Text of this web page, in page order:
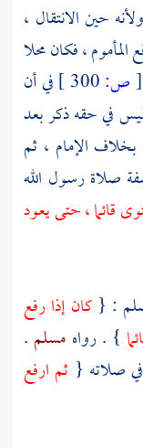
حين الانتقال ،
، فكان محلا
[ص:
في أن
في حقه ذكر بعد
بخلاف الإمام ، ثم
صلاة رسول الله
قائما ، حتى يعود
: {كان إذا رفع
} . رواه مسلم .
صلاته { ثم ارفع